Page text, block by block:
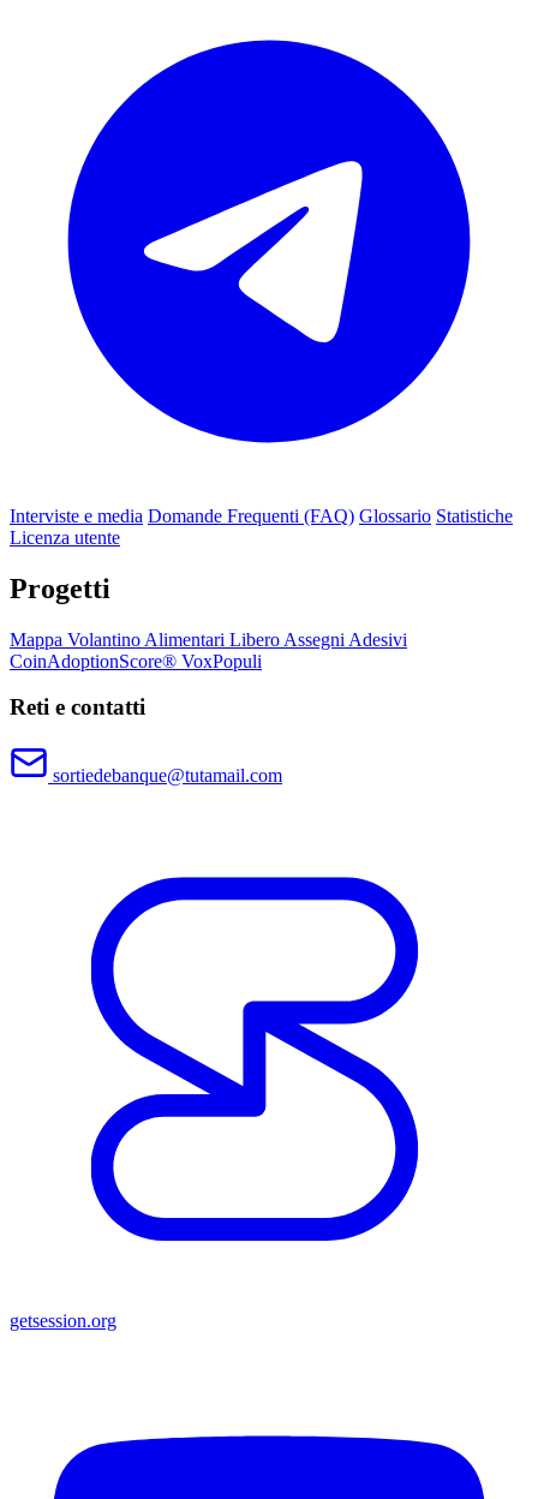
Interviste e media Domande Frequenti (FAQ) Glossario Statistiche
Licenza utente
Progetti
Mappa Volantino Alimentari Libero Assegni Adesivi
CoinAdoptionScore® VoxPopuli
Reti e contatti
sortiedebanque@tutamail.com
getsession.org